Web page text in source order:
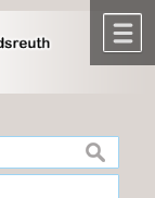
suchen